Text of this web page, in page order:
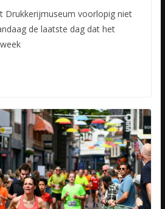
Drukkerijmuseum voorlopig niet
de laatste dag dat het